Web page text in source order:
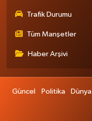
Trafik Durumu
Tüm Manşetler
Haber Arşivi
Güncel Politika Dünya